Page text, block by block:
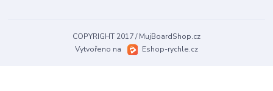
COPYRIGHT 2017 / MujBoardShop.cz
Vytvořeno na
Eshop-rychle.cz